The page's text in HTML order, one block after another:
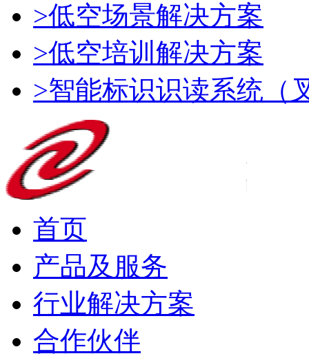
>低空场景解决方案
>低空培训解决方案
>智能标识识读系统（
首页
产品及服务
行业解决方案
合作伙伴